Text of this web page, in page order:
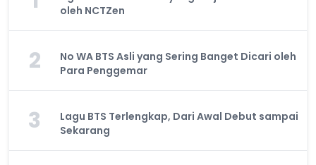
oleh NCTZen
2
No WA BTS Asli yang Sering Banget Dicari oleh
Para Penggemar
3
Lagu BTS Terlengkap, Dari Awal Debut sampai
Sekarang